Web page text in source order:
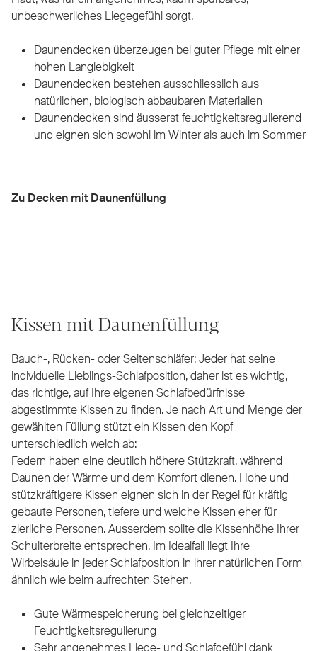
unbeschwerliches Liegegefühl sorgt.
Daunendecken überzeugen bei guter Pflege mit einer
hohen Langlebigkeit
Daunendecken bestehen ausschliesslich aus
natürlichen, biologisch abbaubaren Materialien
Daunendecken sind äusserst feuchtigkeitsregulierend
und eignen sich sowohl im Winter als auch im Sommer
Zu Decken mit Daunenfüllung
Kissen mit Daunenfüllung
Bauch-, Rücken- oder Seitenschläfer: Jeder hat seine
individuelle Lieblings-Schlafposition, daher ist es wichtig,
das richtige, auf Ihre eigenen Schlafbedürfnisse
abgestimmte Kissen zu finden. Je nach Art und Menge der
gewählten Füllung stützt ein Kissen den Kopf
unterschiedlich weich ab:
Federn haben eine deutlich höhere Stützkraft, während
Daunen der Wärme und dem Komfort dienen. Hohe und
stützkräftigere Kissen eignen sich in der Regel für kräftig
gebaute Personen, tiefere und weiche Kissen eher für
zierliche Personen. Ausserdem sollte die Kissenhöhe Ihrer
Schulterbreite entsprechen. Im Idealfall liegt Ihre
Wirbelsäule in jeder Schlafposition in ihrer natürlichen Form
ähnlich wie beim aufrechten Stehen.
Gute Wärmespeicherung bei gleichzeitiger
Feuchtigkeitsregulierung
Sehr angenehmes Liege- und Schlafgefühl dank